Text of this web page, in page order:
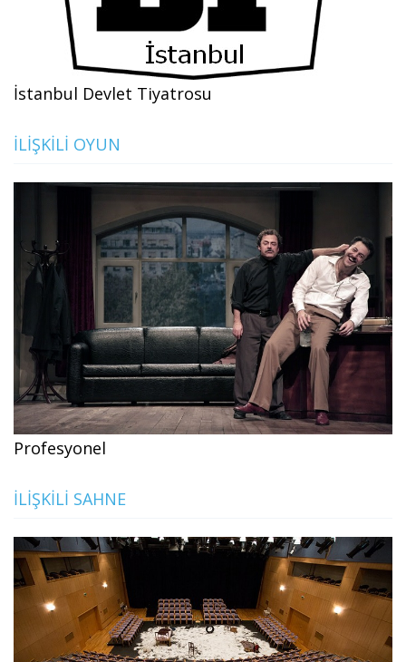
İstanbul Devlet Tiyatrosu
İLIŞKILI OYUN
Profesyonel
İLIŞKILI SAHNE